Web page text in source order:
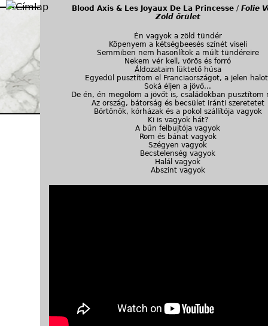
Jump to navigation
Blood Axis & Les Joyaux De La Princesse / Folie
Zöld őrület
Én vagyok a zöld tündér
Köpenyem a kétségbeesés színét viseli
Semmiben nem hasonlítok a múlt tündéreire
Nekem vér kell, vörös és forró
Áldozataim lüktető húsa
Egyedül pusztítom el Franciaországot, a jelen
Soká éljen a jövő...
De én, én megölöm a jövőt is, családokban pusztítom
Az ország, bátorság és becsület iránti szeretetet
Börtönök, kórházak és a pokol szállítója vagyok
Ki is vagyok hát?
A bűn felbujtója vagyok
Rom és bánat vagyok
Szégyen vagyok
Becstelenség vagyok
Halál vagyok
Abszint vagyok